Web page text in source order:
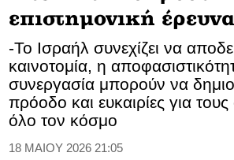
MEDIALAND
DRIVE
SPORTS
DIA Y NOCHE
επιστημονική έρευνα
-Το Ισραήλ συνεχίζει να
καινοτομία, η
συνεργασία μπορούν να
πρόοδο και ευκαιρίες για
όλο τον κόσμο
18 ΜΑΙΟΥ 2026 21:05